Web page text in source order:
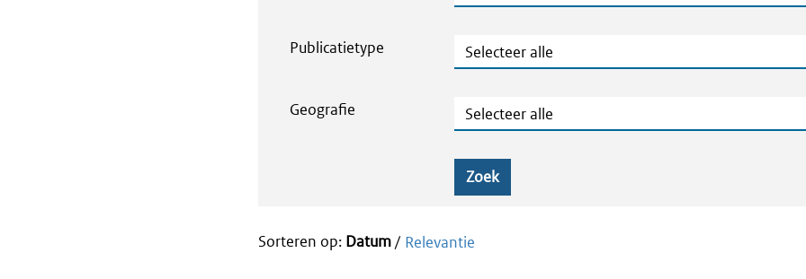
Publicatietype Publicatietype
Geografie Geografie
Zoek
Sorteren op: Datum/ Relevantie